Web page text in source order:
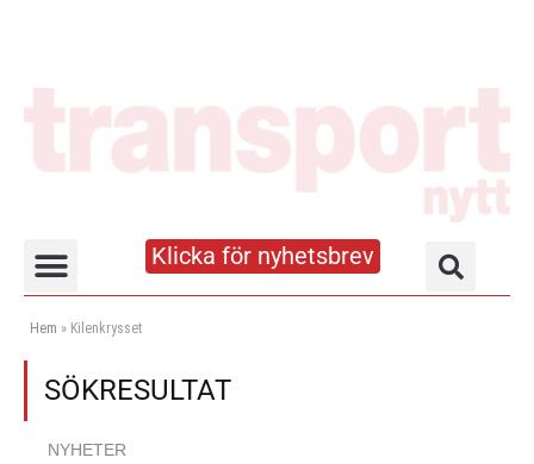
Klicka för nyhetsbrev
Hem » Kilenkrysset
SÖKRESULTAT
NYHETER